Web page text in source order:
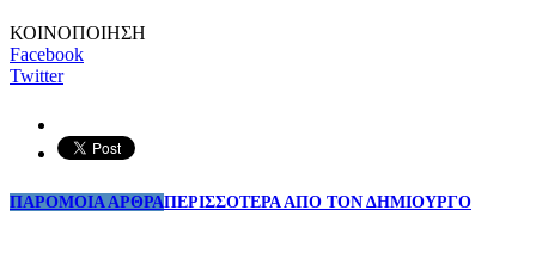
ΚΟΙΝΟΠΟΙΗΣΗ
Facebook
Twitter
ΠΑΡΟΜΟΙΑ ΑΡΘΡΑΠΕΡΙΣΣΟΤΕΡΑ ΑΠΟ ΤΟΝ ΔΗΜΙΟΥΡΓΟ